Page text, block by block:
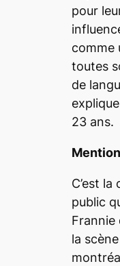
pour
comme
toutes
de
23 ans.
C’est
public
Frannie
la